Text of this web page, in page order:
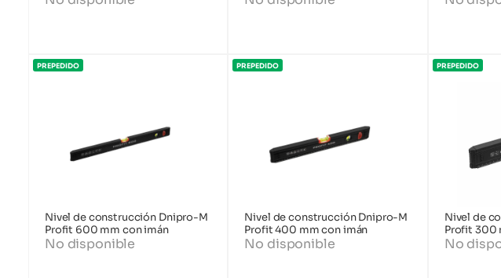
PREPEDIDO
Nivel de construcción Dnipro-M
Profit 600 mm con imán
No disponible
PREPEDIDO
Nivel de construcción Dnipro-M
Profit 400 mm con imán
No disponible
PREPEDIDO
Nivel de
Profit 300
No